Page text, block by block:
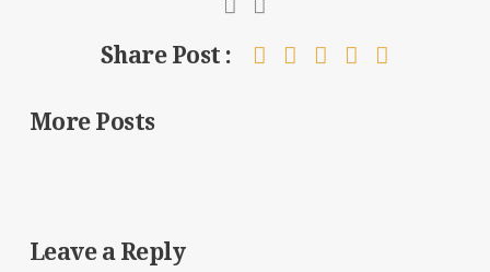
Share Post :
More Posts
Leave a Reply